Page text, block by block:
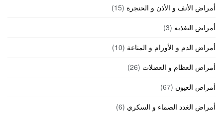
أمراض الأنف و الأذن و الحنجرة (15)
أمراض التغذية (3)
أمراض الدم و الأورام و المناعة (10)
أمراض العظام و العضلات (26)
أمراض العيون (67)
أمراض الغدد الصماء و السكري (6)